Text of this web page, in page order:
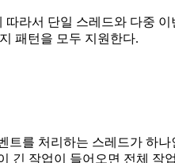
라서 단일 스레드와 다중
패턴을 모두 지원한다.
트를 처리하는 스레드가 하
긴 작업이 들어오면 전체